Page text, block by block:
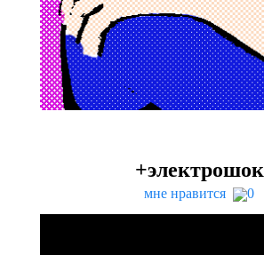
+электрошок
мне нравится 0